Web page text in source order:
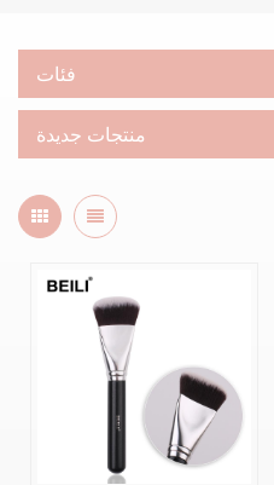
فئات
منتجات جديدة